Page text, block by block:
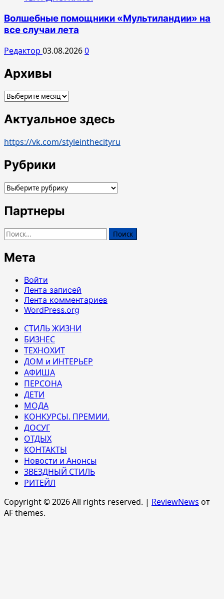
Волшебные помощники «Мультиландии» на
все случаи лета
Редактор 03.08.20260
Архивы
Архивы
Актуальное здесь
https://vk.com/styleinthecityru
Рубрики
Рубрики
Партнеры
Найти:
Мета
Войти
Лента записей
Лента комментариев
WordPress.org
СТИЛЬ ЖИЗНИ
БИЗНЕС
ТЕХНОХИТ
ДОМ и ИНТЕРЬЕР
АФИША
ПЕРСОНА
ДЕТИ
МОДА
КОНКУРСЫ. ПРЕМИИ.
ДОСУГ
ОТДЫХ
КОНТАКТЫ
Новости и Анонсы
ЗВЕЗДНЫЙ СТИЛЬ
РИТЕЙЛ
Copyright © 2026 All rights reserved. | ReviewNews от
AF themes.